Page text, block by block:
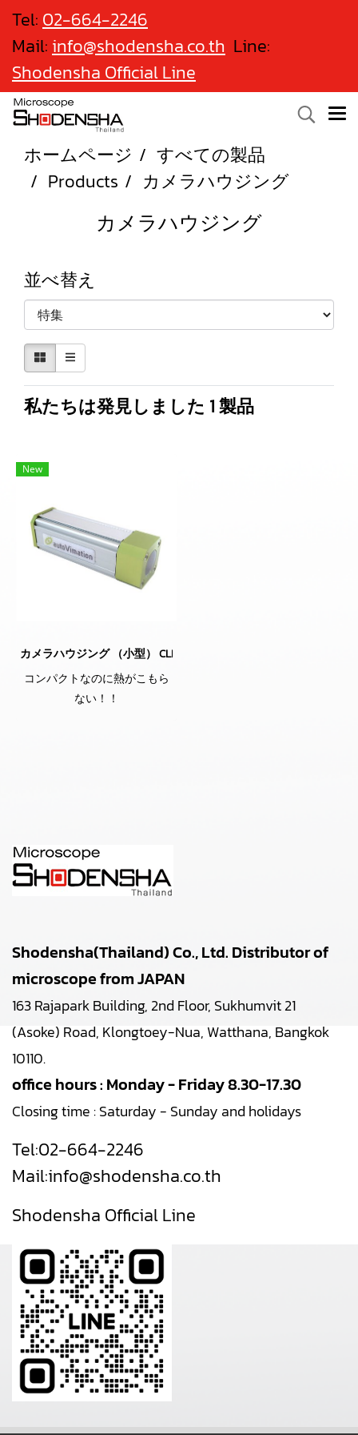
Tel: 02-664-2246
Mail: info@shodensha.co.th Line:
Shodensha Official Line
ホームページ
すべての製品
Products
カメラハウジング
カメラハウジング
並べ替え
私たちは発見しました 1 製品
New
カメラハウジング （小型） CLB-S029 （autoVimation社製）
コンパクトなのに熱がこもら
ない！！
Shodensha(Thailand) Co., Ltd. Distributor of
microscope from JAPAN
163 Rajapark Building, 2nd Floor, Sukhumvit 21
(Asoke) Road, Klongtoey-Nua, Watthana, Bangkok
10110.
office hours : Monday - Friday 8.30-17.30
Closing time : Saturday - Sunday and holidays
Tel:02-664-2246
Mail:info@shodensha.co.th
Shodensha Official Line